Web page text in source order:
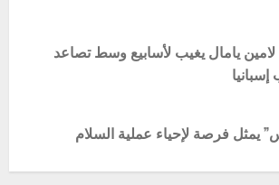
يامال يغيب لأسابيع وسط تصاعد
يمثل فرصة لإحياء عملية السلام